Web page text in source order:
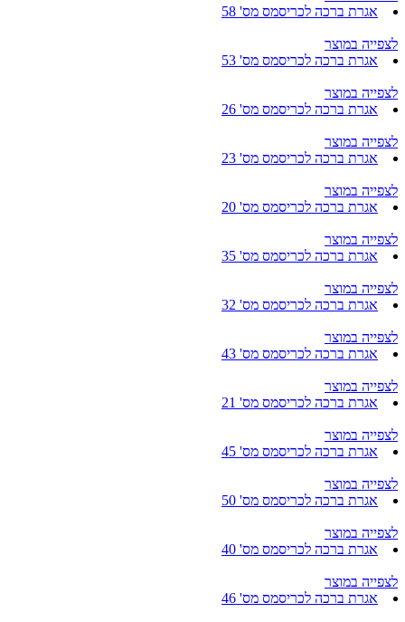
אגרת ברכה לכריסמס מס' 58
לצפייה במוצר
אגרת ברכה לכריסמס מס' 53
לצפייה במוצר
אגרת ברכה לכריסמס מס' 26
לצפייה במוצר
אגרת ברכה לכריסמס מס' 23
לצפייה במוצר
אגרת ברכה לכריסמס מס' 20
לצפייה במוצר
אגרת ברכה לכריסמס מס' 35
לצפייה במוצר
אגרת ברכה לכריסמס מס' 32
לצפייה במוצר
אגרת ברכה לכריסמס מס' 43
לצפייה במוצר
אגרת ברכה לכריסמס מס' 21
לצפייה במוצר
אגרת ברכה לכריסמס מס' 45
לצפייה במוצר
אגרת ברכה לכריסמס מס' 50
לצפייה במוצר
אגרת ברכה לכריסמס מס' 40
לצפייה במוצר
אגרת ברכה לכריסמס מס' 46